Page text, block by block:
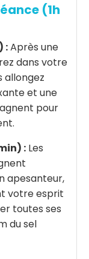
(1h
:Après une
dans votre
allongez
et une
pour
: Les
apesanteur,
votre esprit
toutes ses
du sel